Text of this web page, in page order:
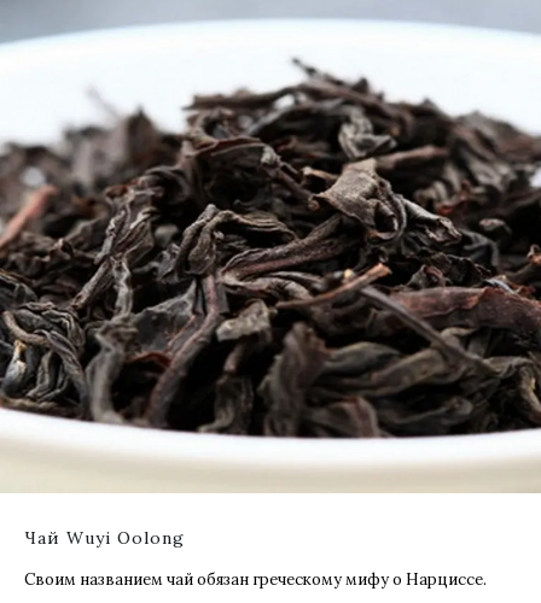
Чай Wuyi Oolong
Своим названием чай обязан греческому мифу о Нарциссе.